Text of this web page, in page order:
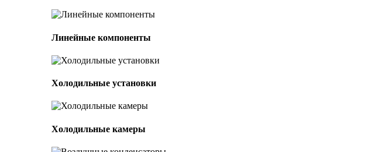
Линейные компоненты
Холодильные установки
Холодильные камеры